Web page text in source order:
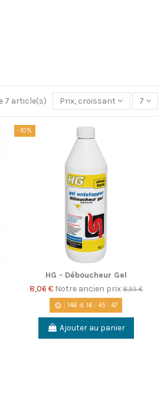
7 article(s) Prix, croissant 7
-10%
HG - Déboucheur Gel
8,06 € Notre ancien prix8,95 €
146d. 16: 45: 46
Ajouter au panier